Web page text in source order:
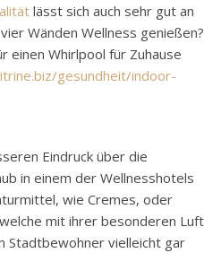
lässt sich auch sehr gut an
Wänden Wellness genießen?
einen Whirlpool für Zuhause
gesundheit/indoor-
Eindruck über die
in einem der Wellnesshotels
wie Cremes, oder
mit ihrer besonderen Luft
Stadtbewohner vielleicht gar